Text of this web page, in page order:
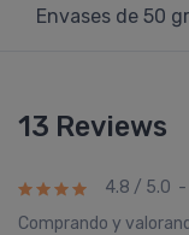
Envases de 50
13 Reviews
4.8 / 5.0 -
Comprando y